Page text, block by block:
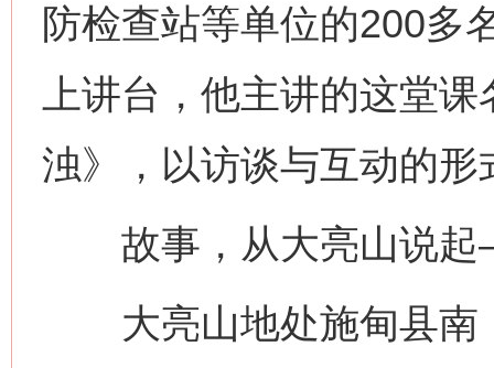
防检查站等单位的200多
上讲台，他主讲的这堂
浊》，以访谈与互动的
故事，从大亮山说
大亮山地处施甸县南